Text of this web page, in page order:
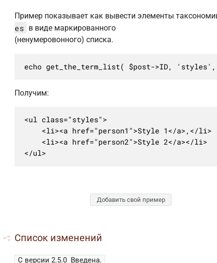
Пример показывает как вывести элементы
es в виде маркированного
(ненумеровонного) списка.
Получим:
<ul class="styles">
</ul>
Добавить свой пример
Список изменений
С версии 2.5.0 Введена.